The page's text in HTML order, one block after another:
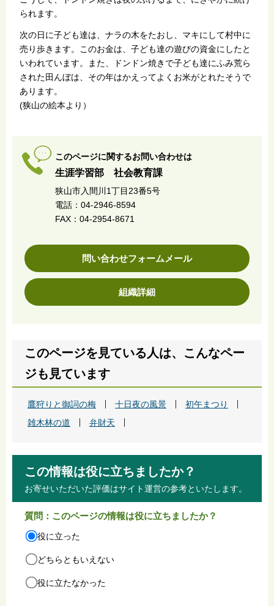
られます。
次の日に子ども達は、ナラの木をたおし、マキにして村中に
売り歩きます。このお金は、子ども達の遊びの資金にしたと
いわれています。また、ドンドン焼きで子ども達にふみ荒ら
された田んぼは、その年はかえってよくお米がとれたそうで
あります。
(狭山の絵本より）
このページに関するお問い合わせは
生涯学習部 社会教育課
狭山市入間川1丁目23番5号
電話：04-2946-8594
FAX：04-2954-8671
問い合わせフォームメール
組織詳細
このページを見ている人は、こんなペー
ジも見ています
鷹狩りと御詞の梅 十日夜の風景
初午まつり
雑木林の道
弁財天
この情報は役に立ちましたか？
お寄せいただいた評価はサイト運営の参考といたします。
質問：このページの情報は役に立ちましたか？
役に立った
どちらともいえない
役に立たなかった